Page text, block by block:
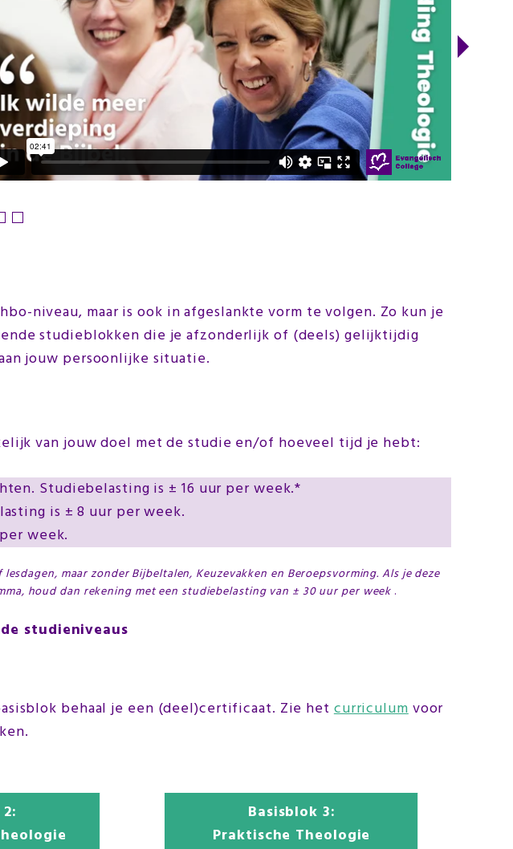
niveau, maar is ook in afgeslankte vorm te volgen. Zo kun je
studieblokken die je afzonderlijk of (deels) gelijktijdig
jouw persoonlijke situatie.
van jouw doel met de studie en/of hoeveel tijd je hebt:
Studiebelasting is ± 16 uur per week.*
is ± 8 uur per week.
week.
maar zonder Bijbeltalen, Keuzevakken en Beroepsvorming. Als je deze
houd dan rekening met een studiebelasting van ± 30 uur per week .
studieniveaus
behaal je een (deel)certificaat. Zie hetcurriculumvoor
Basisblok 3:
Praktische Theologie